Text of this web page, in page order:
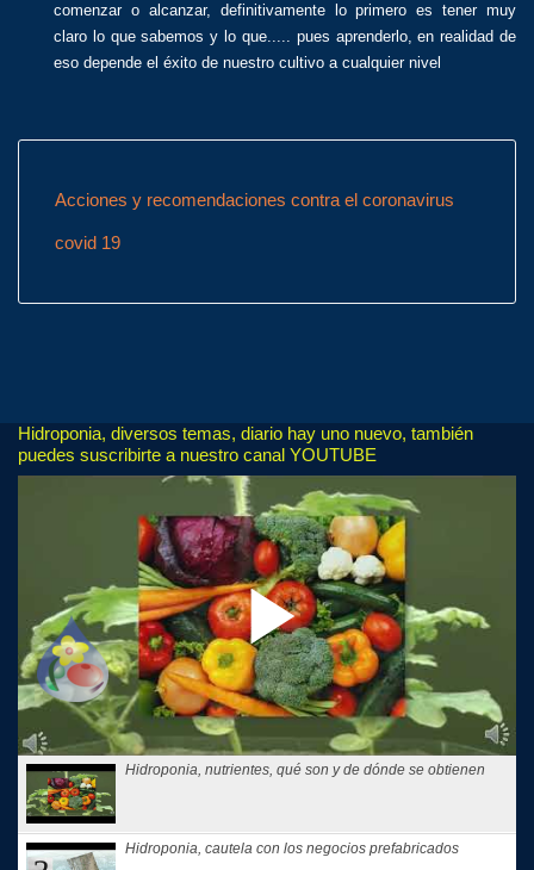
comenzar o alcanzar, definitivamente lo primero es tener muy
claro lo que sabemos y lo que..... pues aprenderlo, en realidad de
eso depende el éxito de nuestro cultivo a cualquier nivel
Acciones y recomendaciones contra el coronavirus
covid 19
Hidroponia, diversos temas, diario hay uno nuevo, también
puedes suscribirte a nuestro canal YOUTUBE
Hidroponia, nutrientes, qué son y de dónde se obtienen
Hidroponia, cautela con los negocios prefabricados